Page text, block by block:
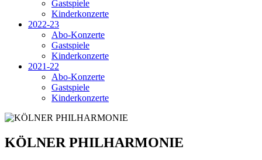
Gastspiele
Kinderkonzerte
2022-23
Abo-Konzerte
Gastspiele
Kinderkonzerte
2021-22
Abo-Konzerte
Gastspiele
Kinderkonzerte
KÖLNER PHILHARMONIE